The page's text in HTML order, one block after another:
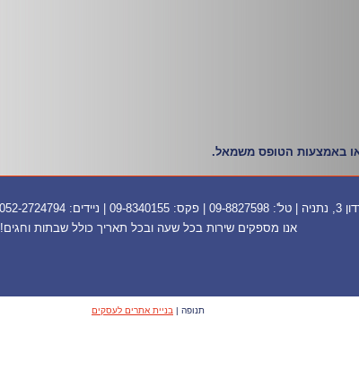
באמצעות הטופס משמאל.
8340155 | ניידים: 052-2724794, 052-8844822
אנו מספקים שירות בכל שעה ובכל תאריך כולל שבתות וחגים!
תנופה | בניית אתרים לעסקים